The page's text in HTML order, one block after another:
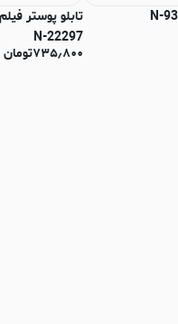
N-22297
۷۳۵٫۸۰۰تومان